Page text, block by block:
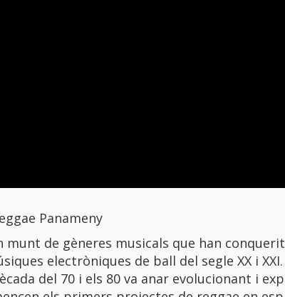
Panameny
munt de gèneres musicals que han
electròniques de ball del segle XX i XXI.
del 70 i els 80 va anar evolucionant i